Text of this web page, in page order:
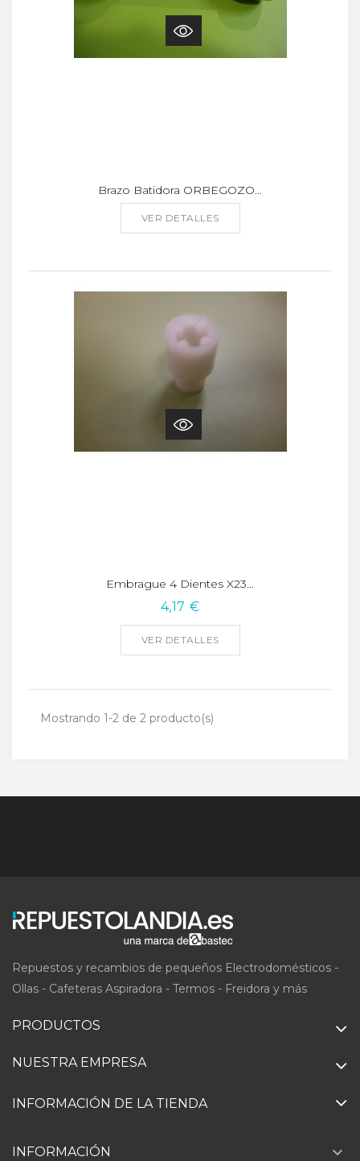
Brazo Batidora ORBEGOZO...
VER DETALLES
Embrague 4 Dientes X23...
4,17 €
VER DETALLES
Mostrando 1-2 de 2 producto(s)
Repuestos y recambios de pequeños Electrodomésticos -
Ollas - Cafeteras Aspiradora - Termos - Freidora y más
PRODUCTOS
NUESTRA EMPRESA
INFORMACIÓN DE LA TIENDA
INFORMACIÓN 